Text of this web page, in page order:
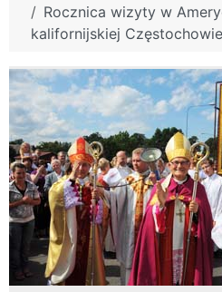
Rocznica wizyty w
kalifornijskiej Częstochowie